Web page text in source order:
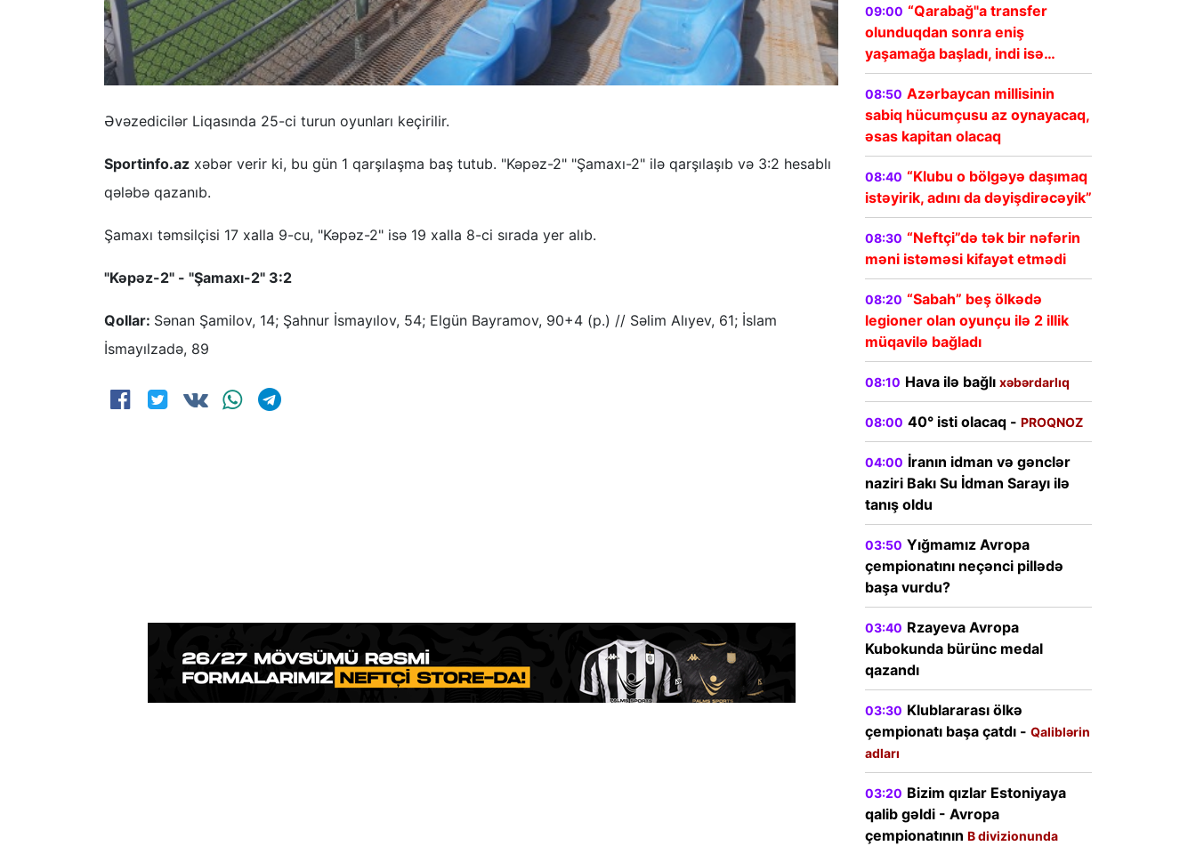
Əvəzedicilər Liqasında 25-ci turun oyunları keçirilir.
Sportinfo.az xəbər verir ki, bu gün 1 qarşılaşma baş tutub. "Kəpəz-2" "Şamaxı-2" ilə qarşılaşıb və 3:2 hesablı
qələbə qazanıb.
Şamaxı təmsilçisi 17 xalla 9-cu, "Kəpəz-2" isə 19 xalla 8-ci sırada yer alıb.
"Kəpəz-2" - "Şamaxı-2" 3:2
Qollar: Sənan Şamilov, 14; Şahnur İsmayılov, 54; Elgün Bayramov, 90+4 (p.) // Səlim Alıyev, 61; İslam
İsmayılzadə, 89
09:00 “Qarabağ"a transfer
olunduqdan sonra eniş
yaşamağa başladı, indi isə…
08:50 Azərbaycan millisinin
sabiq hücumçusu az oynayacaq,
əsas kapitan olacaq
08:40 “Klubu o bölgəyə daşımaq
istəyirik, adını da dəyişdirəcəyik”
08:30 “Neftçi”də tək bir nəfərin
məni istəməsi kifayət etmədi
08:20 “Sabah” beş ölkədə
legioner olan oyunçu ilə 2 illik
müqavilə bağladı
08:10 Hava ilə bağlı xəbərdarlıq
08:00 40° isti olacaq - PROQNOZ
04:00 İranın idman və gənclər
naziri Bakı Su İdman Sarayı ilə
tanış oldu
03:50 Yığmamız Avropa
çempionatını neçənci pillədə
başa vurdu?
03:40 Rzayeva Avropa
Kubokunda bürünc medal
qazandı
03:30 Klublararası ölkə
çempionatı başa çatdı - Qaliblərin
adları
03:20 Bizim qızlar Estoniyaya
qalib gəldi - Avropa
çempionatının B divizionunda